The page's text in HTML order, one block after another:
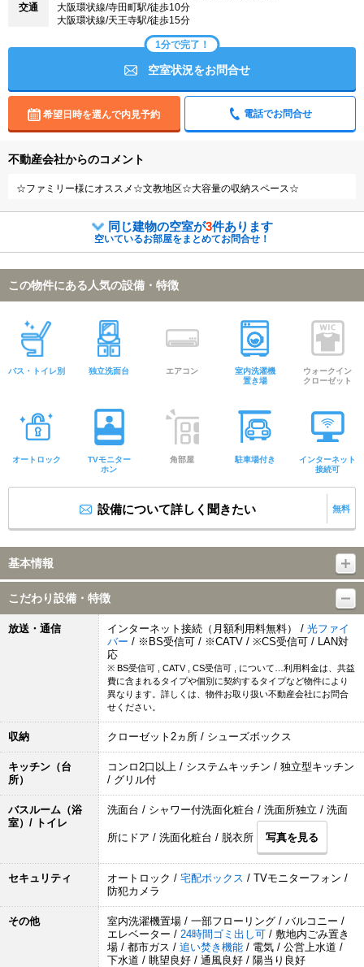
交通
大阪環状線/寺田町駅/徒歩10分
大阪環状線/天王寺駅/徒歩15分
1分で完了！
空室状況をお問合せ
希望日時を選んで内見予約 電話でお問合せ
不動産会社からのコメント
☆ファミリー様にオススメ☆文教地区☆大容量の収納スペース☆
同じ建物の空室が3件あります
空いているお部屋をまとめてお問合せ！
この物件にある人気の設備・特徴
バス・トイレ別 独立洗面台 エアコン
室内洗濯機
置き場
ウォークイン
クローゼット
オートロック
TVモニター
ホン
角部屋 駐車場付き
インターネット
接続可
設備について詳しく聞きたい 無料
基本情報
こだわり設備・特徴
放送・通信 インターネット接続（月額利用料無料） / 光ファイ
バー / ※BS受信可 / ※CATV / ※CS受信可 / LAN対
応
※ BS受信可 , CATV , CS受信可 , について…利用料金は、共益
費に含まれるタイプや個別に契約するタイプなど物件により
異なります。詳しくは、物件お取り扱い不動産会社にお問合
せください。
収納 クローゼット2ヵ所 / シューズボックス
キッチン（台
所）
コンロ2口以上 / システムキッチン / 独立型キッチン
/ グリル付
バスルーム（浴
室）/ トイレ
洗面台 / シャワー付洗面化粧台 / 洗面所独立 / 洗面
所にドア / 洗面化粧台 / 脱衣所 写真を見る
セキュリティ オートロック / 宅配ボックス / TVモニターフォン /
防犯カメラ
その他
室内洗濯機置場 / 一部フローリング / バルコニー /
エレベーター / 24時間ゴミ出し可 / 敷地内ごみ置き
場 / 都市ガス / 追い焚き機能 / 電気 / 公営上水道 /
下水道 / 眺望良好 / 通風良好 / 陽当り良好